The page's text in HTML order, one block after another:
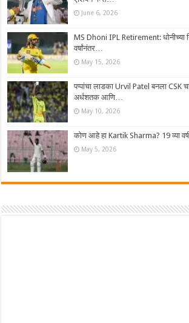
June 6, 2026
MS Dhoni IPL Retirement: धोनीच्या
वर्षांनंतर…
May 15, 2026
पप्पांचा लाडका Urvil Patel बनला CSK
अर्धशतक आणि…
May 10, 2026
कोण आहे हा Kartik Sharma? 19 व्या
May 5, 2026